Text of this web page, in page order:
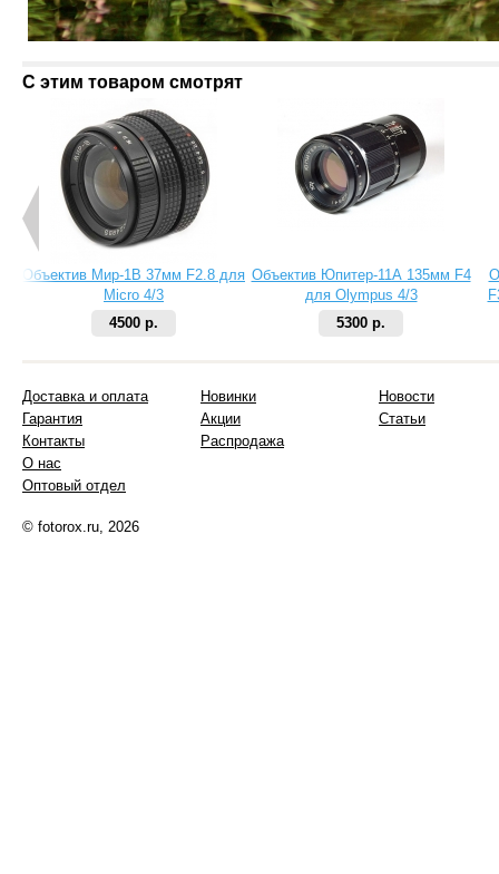
С этим товаром смотрят
Объектив Мир-1В 37мм F2.8 для
Мicro 4/3
4500 р.
Объектив Юпитер-11А 135мм F4
для Olympus 4/3
5300 р.
Доставка и оплата
Гарантия
Контакты
О нас
Оптовый отдел
Новинки
Акции
Распродажа
Новости
Статьи
© fotorox.ru, 2026